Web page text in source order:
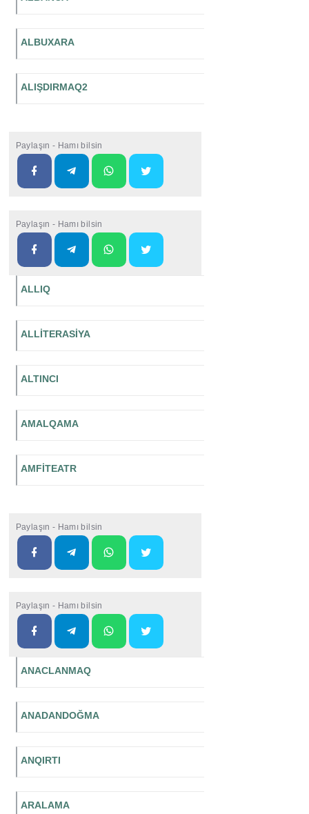
ALBUXARA
ALIŞDIRMAQ2
Paylaşın - Hamı bilsin
Paylaşın - Hamı bilsin
ALLIQ
ALLİTERASİYA
ALTINCI
AMALQAMA
AMFİTEATR
Paylaşın - Hamı bilsin
Paylaşın - Hamı bilsin
ANACLANMAQ
ANADANDOĞMA
ANQIRTI
ARALAMA